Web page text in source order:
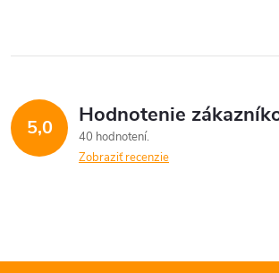
p
r
v 5,0 Hodnotenie
40 hodnotení
Zobraziť recenzie